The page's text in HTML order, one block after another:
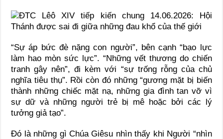
“Sự áp bức đè nặng con người”, bên cạnh “bạo lực
làm hao mòn sức lực”. “Những vết thương do chiến
tranh gây nên”, đi kèm với “sự trống rỗng của chủ
nghĩa tiêu thụ”. Rồi còn đó những “gương mặt bị biến
thành những chiếc mặt nạ, những gia đình tan vỡ vì
sự dữ và những người trẻ bị mê hoặc bởi các lý
tưởng giả tạo”.
Đó là những gì Chúa Giêsu nhìn thấy khi Người “nhìn